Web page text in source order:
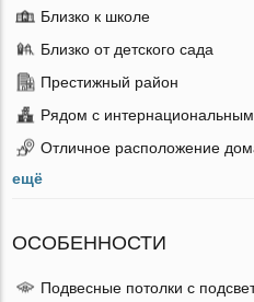
Близко к школе
Близко от детского сада
Престижный район
Рядом с
Отличное расположение
ещё
ОСОБЕННОСТИ
Подвесные потолки с